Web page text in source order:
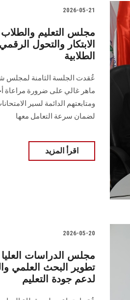
2026-05-21
مجلس التعليم والطلاب
الابتكار والتحول
الطلابية
عُقدت الجلسة الثامنة لمجلس
ماهر غالي على ضرورة مراعاة
ومتابعتهم الدائمة لسير
لضمان سرعة التعامل معها
اقرأ المزيد
2026-05-20
مجلس الدراسات
تطوير البحث العلمي
لدعم جودة التعليم